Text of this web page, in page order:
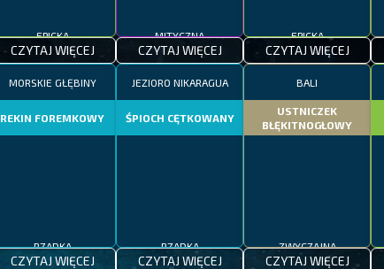
CZYTAJ WIĘCEJ CZYTAJ WIĘCEJ CZYTAJ WIĘCEJ
MORSKIE GŁĘBINY
REKIN FOREMKOWY
CZYTAJ WIĘCEJ
JEZIORO NIKARAGUA
ŚPIOCH CĘTKOWANY
CZYTAJ WIĘCEJ
BALI
USTNICZEK
BŁĘKITNOGŁOWY
CZYTAJ WIĘCEJ